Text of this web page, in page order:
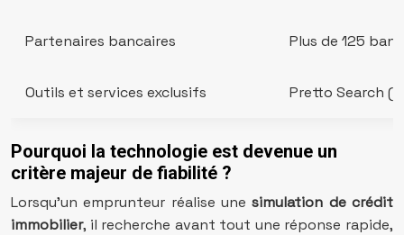
Partenaires bancaires Plus de 125
Outils et services exclusifs Pretto Search
Pourquoi la technologie est devenue un
critère majeur de fiabilité ?
Lorsqu’un emprunteur réalise unesimulation de crédit
immobilier, il recherche avant tout une réponse rapide,